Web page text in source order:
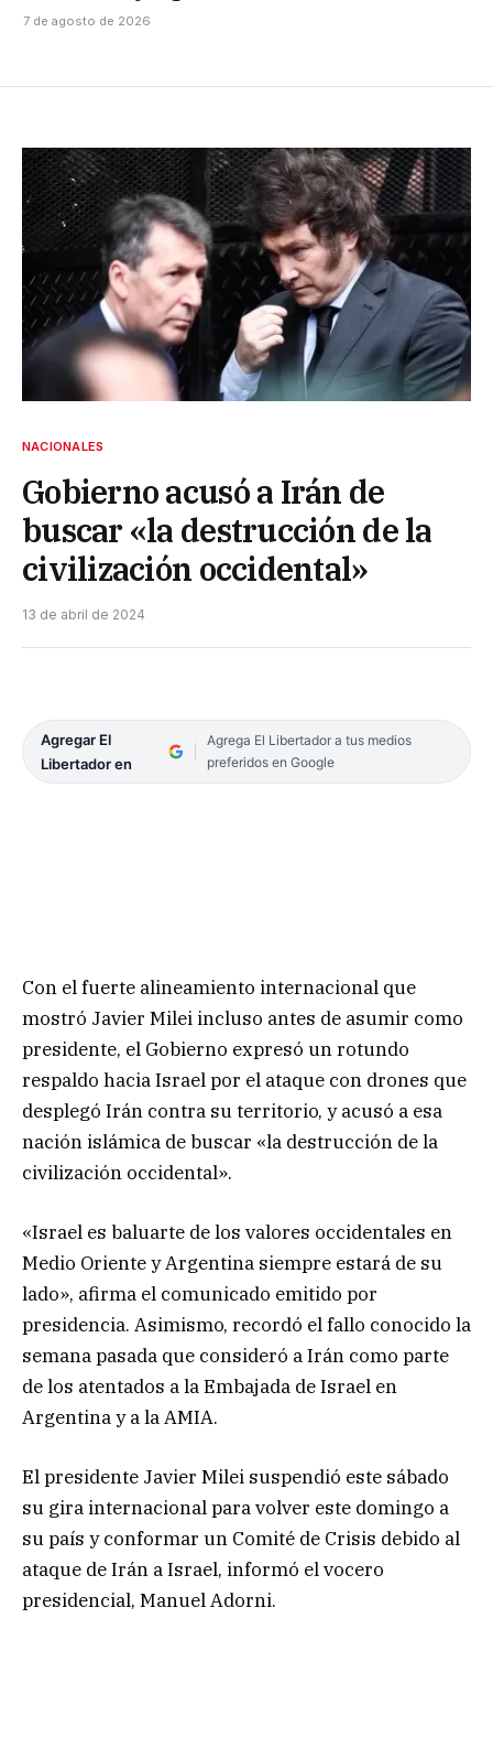
7 de agosto de 2026
NACIONALES
Gobierno acusó a Irán de
buscar «la destrucción de la
civilización occidental»
13 de abril de 2024
Agregar El
Libertador en
Agrega El Libertador a tus medios
preferidos en Google
Con el fuerte alineamiento internacional que
mostró Javier Milei incluso antes de asumir como
presidente, el Gobierno expresó un rotundo
respaldo hacia Israel por el ataque con drones que
desplegó Irán contra su territorio, y acusó a esa
nación islámica de buscar «la destrucción de la
civilización occidental».
«Israel es baluarte de los valores occidentales en
Medio Oriente y Argentina siempre estará de su
lado», afirma el comunicado emitido por
presidencia. Asimismo, recordó el fallo conocido la
semana pasada que consideró a Irán como parte
de los atentados a la Embajada de Israel en
Argentina y a la AMIA.
El presidente Javier Milei suspendió este sábado
su gira internacional para volver este domingo a
su país y conformar un Comité de Crisis debido al
ataque de Irán a Israel, informó el vocero
presidencial, Manuel Adorni.